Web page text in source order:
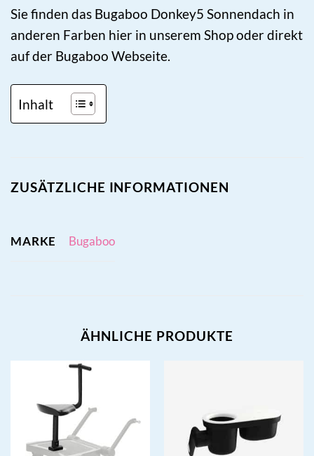
Sie finden das Bugaboo Donkey5 Sonnendach in
anderen Farben hier in unserem Shop oder direkt
auf der Bugaboo Webseite.
Inhalt
ZUSÄTZLICHE INFORMATIONEN
MARKE Bugaboo
ÄHNLICHE PRODUKTE